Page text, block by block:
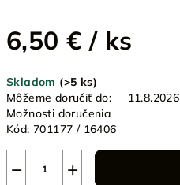
6,50 € / ks
cena:
Skladom (>5 ks)
Môžeme doručiť do:
11.8.2026
Možnosti doručenia
Kód: 701177 / 16406
+
−